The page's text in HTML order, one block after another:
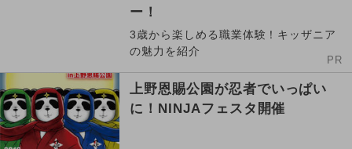
ー！
3歳から楽しめる職業体験！キッザニア
の魅力を紹介
PR
上野恩賜公園が忍者でいっぱい
に！NINJAフェスタ開催